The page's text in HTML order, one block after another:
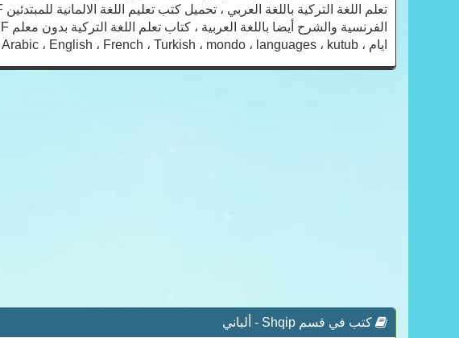
ايام ، Arabic ، English ، French ، Turkish ، mondo ، languages ، kutub ،
كتب في قسم Shqip - ألباني